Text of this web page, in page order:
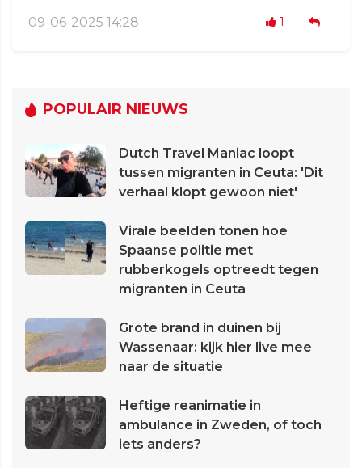
09-06-2025 14:28 1
POPULAIR NIEUWS
Dutch Travel Maniac loopt
tussen migranten in Ceuta: 'Dit
verhaal klopt gewoon niet'
Virale beelden tonen hoe
Spaanse politie met
rubberkogels optreedt tegen
migranten in Ceuta
Grote brand in duinen bij
Wassenaar: kijk hier live mee
naar de situatie
Heftige reanimatie in
ambulance in Zweden, of toch
iets anders?